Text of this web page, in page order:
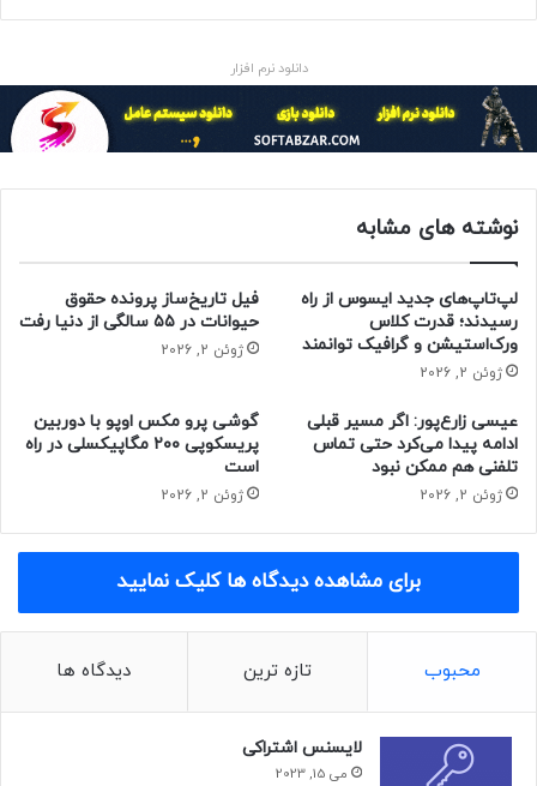
برای صنعت داشته باشد.
هدف دوم «جلوگیری از خروج نخبگان از کشور است. می‌بینیم که
بسیاری از نخبگان که سرمایه‌های انسانی کشور هستند و سال‌ها
در کشور تحصیل کرده‌اند بلافاصله پس از اتمام تحصیل یا چند
سال پس اژ آن، که زمان محصول دادن‌ آن‌هاست، از کشور خارج
می‌شوند. میدواریم بتوانیم افراد مستعد را جذب مجموعه‌‌مان
بکنیم تا خدمات خوبی ارائه کنند.»
به اعتقاد رئیس هیئت مدیره شاتل با همکاری میان صنعت و
دانشگاه می‌توان زمینه‌ای فراهم کرد تا این سرمایه انسانی فرصت
تحصیل، پژوهش و اشتغال پیدا کند و به این ترتیب، در کشور
ماندگار شود.
البته شرکت شاتل از امضای تفاهم‌نامه همکاری با دانشگاه
امیرکبیر اهدافی را که به نحوه فعالیت این شرکت کمک کند هم
دانلود نرم افزار
نوشته های مشابه
لپ‌تاپ‌های جدید ایسوس از راه
رسیدند؛ قدرت کلاس
ورک‌استیشن و گرافیک توانمند
ژوئن 2, 2026
فیل تاریخ‌ساز پرونده حقوق
حیوانات در ۵۵ سالگی از دنیا رفت
ژوئن 2, 2026
عیسی زارع‌پور: اگر مسیر قبلی
ادامه پیدا می‌کرد حتی تماس
تلفنی هم ممکن نبود
ژوئن 2, 2026
گوشی پرو مکس اوپو با دوربین
پریسکوپی ۲۰۰ مگاپیکسلی در راه
است
ژوئن 2, 2026
برای مشاهده دیدگاه ها کلیک نمایید
محبوب تازه ترین دیدگاه ها
لایسنس اشتراکی
می 15, 2023